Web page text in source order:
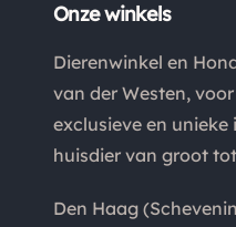
Onze winkels
Dierenwinkel en
van der Westen,
exclusieve en
huisdier van groot
Den Haag